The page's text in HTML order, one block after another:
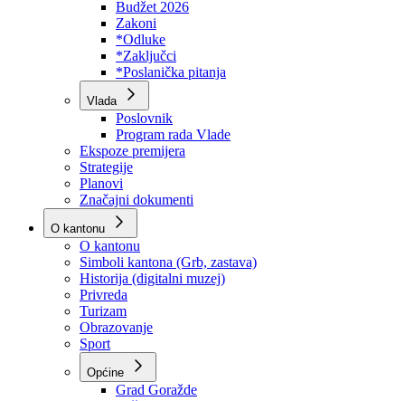
Skupština
Poslovnik
Program rada Skupštine
Budžet 2026
Zakoni
*Odluke
*Zaključci
*Poslanička pitanja
Vlada
Poslovnik
Program rada Vlade
Ekspoze premijera
Strategije
Planovi
Značajni dokumenti
O kantonu
O kantonu
Simboli kantona (Grb, zastava)
Historija (digitalni muzej)
Privreda
Turizam
Obrazovanje
Sport